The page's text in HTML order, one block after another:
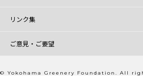
リンク集
ご意見・ご要望
© Yokohama Greenery Foundation. All